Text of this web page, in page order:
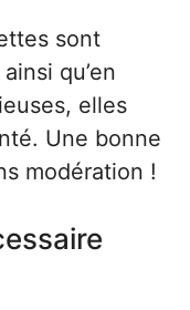
sont
qu’en
elles
Une bonne
modération !